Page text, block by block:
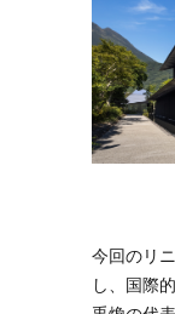
今回のリ
し、国際